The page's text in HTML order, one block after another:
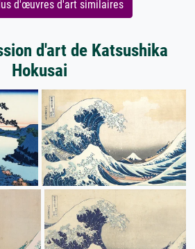
d'œuvres d'art similaires
d'art de Katsushika
Hokusai